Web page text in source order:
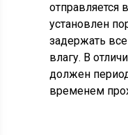
установлен
задержать
влагу. В
должен
временем